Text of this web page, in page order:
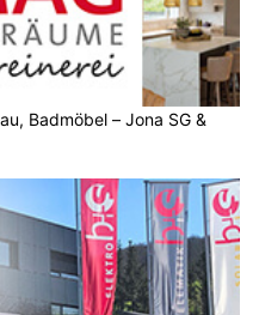
Badmöbel – Jona SG &